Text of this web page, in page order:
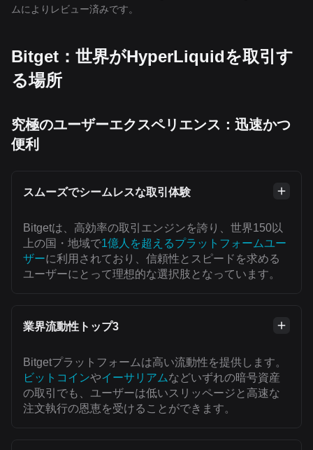
ムによりレビュー済みです。
Bitget：世界がHyperLiquidを取引す
る場所
究極のユーザーエクスペリエンス：迅速かつ
便利
スムーズでシームレスな取引体験
Bitgetは、高効率の取引エンジンを誇り、世界150以
上の国・地域で1億人を超えるプラットフォームユー
ザーに利用されており、信頼性とスピードを求める
ユーザーにとって理想的な選択肢となっています。
業界流動性トップ3
Bitgetプラットフォームは高い流動性を提供します。
ビットコインやイーサリアムなどいずれの暗号資産
の取引でも、ユーザーは低いスリッページと高速な
注文執行の恩恵を受けることができます。